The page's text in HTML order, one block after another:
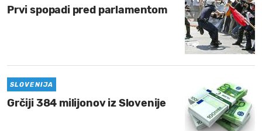
Prvi spopadi pred parlamentom
SLOVENIJA
Grčiji 384 milijonov iz Slovenije